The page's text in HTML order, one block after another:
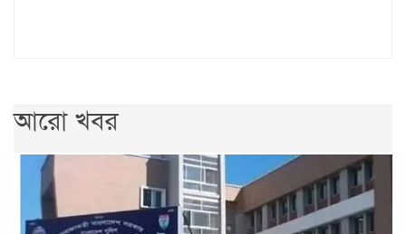
আরো খবর